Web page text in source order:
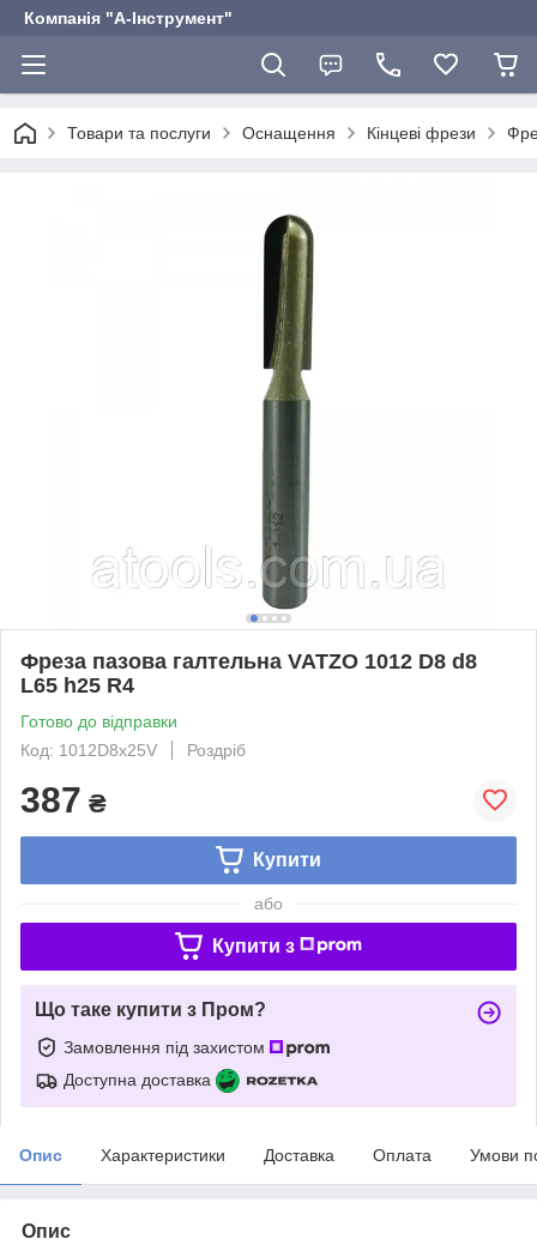
Компанія "А-Інструмент"
Товари та послуги Оснащення Кінцеві фрези
Фреза пазова галтельна VATZO 1012 D8 d8
L65 h25 R4
Готово до відправки
Код: 1012D8x25V
Роздріб
387 ₴
Купити
або
Купити з
Що таке купити з Пром?
Замовлення під захистом
Доступна доставка
Опис Характеристики Доставка Оплата Умови
Опис